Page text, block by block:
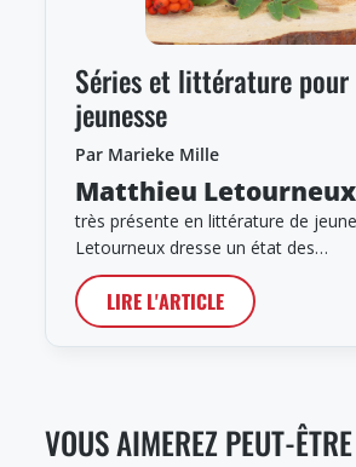
Séries et littérature
jeunesse
Par Marieke Mille
Matthieu Letourneux
très présente en littérature de
Letourneux dresse un état des…
LIRE L'ARTICLE
VOUS AIMEREZ PEUT-ÊTRE